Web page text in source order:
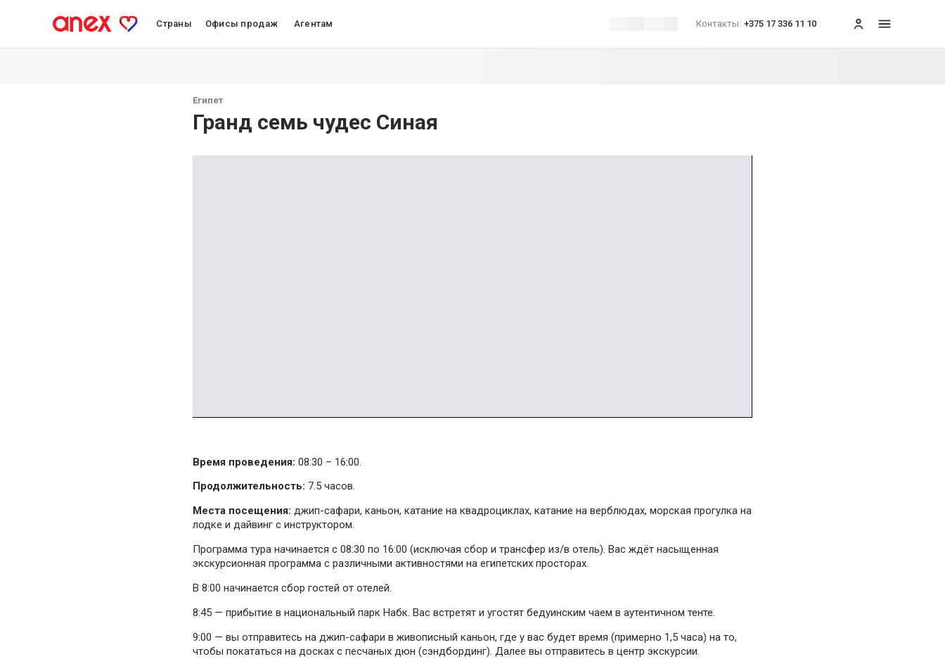
Страны Офисы продаж Агентам Контакты: +375 17 336 11 10 меню
Египет
Гранд семь чудес Синая
Время проведения: 08:30 – 16:00.
Продолжительность: 7.5 часов.
Места посещения: джип-сафари, каньон, катание на квадроциклах, катание на верблюдах, морская прогулка на
лодке и дайвинг с инструктором.
Программа тура начинается с 08:30 по 16:00 (исключая сбор и трансфер из/в отель). Вас ждёт насыщенная
экскурсионная программа с различными активностями на египетских просторах.
В 8:00 начинается сбор гостей от отелей.
8:45 — прибытие в национальный парк Набк. Вас встретят и угостят бедуинским чаем в аутентичном тенте.
9:00 — вы отправитесь на джип-сафари в живописный каньон, где у вас будет время (примерно 1,5 часа) на то,
чтобы покататься на досках с песчаных дюн (сэндбординг). Далее вы отправитесь в центр экскурсии.